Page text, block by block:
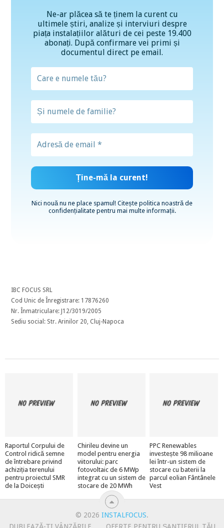
Ne-ar plăcea să te ținem la curent cu
ultimele știri, analize și interviuri despre
piața instalațiilor alături de cei peste 19.400
abonați. După confirmare vei primi și
documentul direct pe email.
Nici nouă nu ne place spamul! Citește politica noastră de
confidențialitatepentru mai multe informații.
IBC FOCUS SRL
Cod Unic de Înregistrare: 17876260
Nr. Înmatriculare: J12/3019/2005
Sediu social: Str. Arinilor 20, Cluj-Napoca
Raportul Corpului de
Control ridică semne
de întrebare privind
achiziția terenului
pentru proiectul SMR
de la Doicești
Chirileu devine un
model pentru energia
viitorului: parc
fotovoltaic de 6 MWp
integrat cu un sistem de
stocare de 20 MWh
PPC Renewables
investește 98 milioane
lei într-un sistem de
stocare cu baterii la
parcul eolian Fântânele
Vest
© 2026 INSTALFOCUS.
DUBLEAZĂ-ȚI VÂNZĂRILE
OFERTE PENTRU ȘANTIERUL TĂU